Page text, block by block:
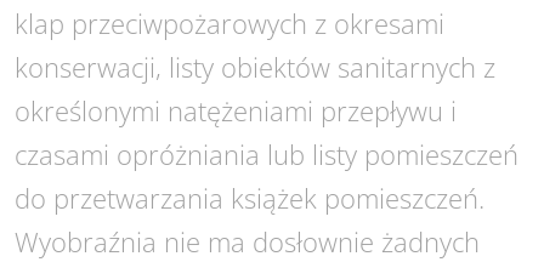
klap przeciwpożarowych z okresami
konserwacji, listy obiektów sanitarnych z
określonymi natężeniami przepływu i
czasami opróżniania lub listy pomieszczeń
do przetwarzania książek pomieszczeń.
Wyobraźnia nie ma dosłownie żadnych